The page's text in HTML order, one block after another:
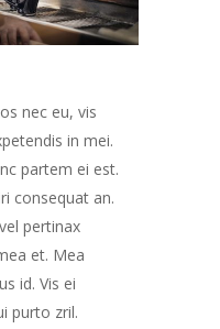
nec eu, vis
in mei.
partem ei est.
consequat an.
pertinax
et. Mea
id. Vis ei
purto zril.